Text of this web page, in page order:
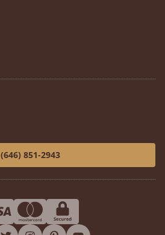
(646) 851-2943